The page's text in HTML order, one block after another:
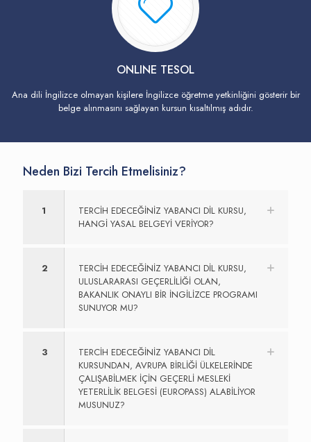
ONLINE TESOL
Ana dili İngilizce olmayan kişilere İngilizce öğretme yetkinliğini gösterir bir
belge alınmasını sağlayan kursun kısaltılmış adıdır.
Neden Bizi Tercih Etmelisiniz?
1
TERCİH EDECEĞİNİZ YABANCI DİL KURSU,
HANGİ YASAL BELGEYİ VERİYOR?
2
TERCİH EDECEĞİNİZ YABANCI DİL KURSU,
ULUSLARARASI GEÇERLİLİĞİ OLAN,
BAKANLIK ONAYLI BİR İNGİLİZCE PROGRAMI
SUNUYOR MU?
3
TERCİH EDECEĞİNİZ YABANCI DİL
KURSUNDAN, AVRUPA BİRLİĞİ ÜLKELERİNDE
ÇALIŞABİLMEK İÇİN GEÇERLİ MESLEKİ
YETERLİLİK BELGESİ (EUROPASS) ALABİLİYOR
MUSUNUZ?